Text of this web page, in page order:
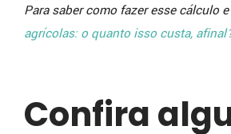
Para saber como fazer esse cálculo
agrícolas: o quanto isso custa,
Confira